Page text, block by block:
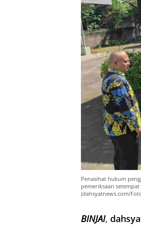
Penasihat hukum
pemeriksaan
(dahsyatnews.com/
BINJAI,